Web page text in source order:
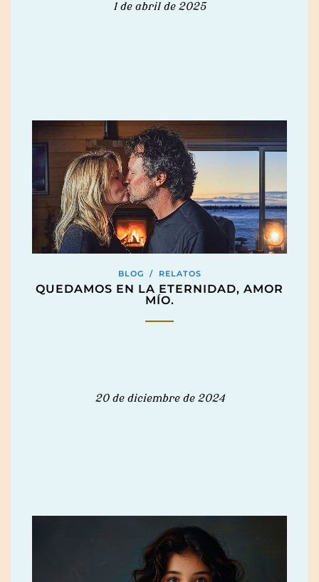
1 de abril de 2025
BLOG / RELATOS
QUEDAMOS EN LA ETERNIDAD, AMOR
MÍO.
20 de diciembre de 2024